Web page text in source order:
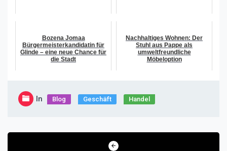
Bozena Jomaa
Bürgermeisterkandidatin für
Glinde – eine neue Chance für
die Stadt
Nachhaltiges Wohnen: Der
Stuhl aus Pappe als
umweltfreundliche
Möbeloption
In Blog Geschäft Handel
Beitragsnavigation